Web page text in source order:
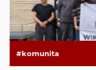
komunita